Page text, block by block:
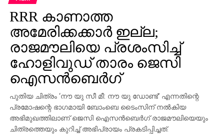
മുന്നില്‍ ട്രെയിലര്‍ പ്രദര്‍ശിപ്പിച്ചു.
ട്രെയിലര്‍ സി.ഇ. 512-ലെ വാരണാസിയുടെ
ദൃശ്യങ്ങളോടെ തുടങ്ങുന്നു. തുടര്‍ന്ന് 2027ല്‍
ഭൂമിയിലേക്ക് വരുന്നു എന്നു കാണിക്കുന്ന ‘ശാംഭവി’ എന്ന
ഛിന്നഗ്രഹം, അന്റാര്‍ട്ടിക്കയിലെ റോസ് ഐസ്
ഷെല്‍ഫ്, ആഫ്രിക്കയിലെ അംബോസെലി വനം,
ബി.സി.ഇ 7200-ലെ ലങ്കാനഗരം, വാരണാസിയിലെ
മണികര്‍ണികാ ഘട്ട് തുടങ്ങിയ ഭീമാകാര
ദൃശ്യവിശേഷങ്ങള്‍ അതിശയത്തോടെ
അവതരിപ്പിക്കുന്നു.
RRR കാണാത്ത
അമേരിക്കക്കാര്‍ ഇല്ല;
രാജമൗലിയെ പ്രശംസിച്ച്
ഹോളിവുഡ് താരം ജെസി
ഐസന്‍ബെര്‍ഗ്
പുതിയ ചിത്രം ‘നൗ യു സീ മീ: നൗ യു ഡോണ്ട്’ എന്നതിന്റെ
പ്രമോഷന്റെ ഭാഗമായി ബോംബെ ടൈംസിന് നല്‍കിയ
അഭിമുഖത്തിലാണ് ജെസി ഐസന്‍ബെര്‍ഗ് രാജമൗലിയെയും
ചിത്രത്തെയും കുറിച്ച് അഭിപ്രായം പ്രകടിപ്പിച്ചത്.